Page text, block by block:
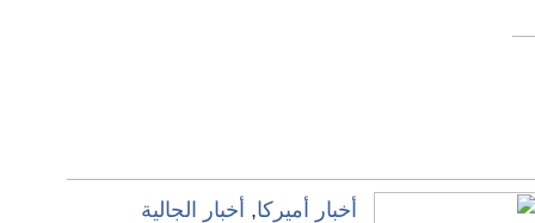
أخبار أميركا, أخبار الجالية